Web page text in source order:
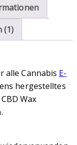
(1)
alle Cannabis E-
hergestelltes
Wax